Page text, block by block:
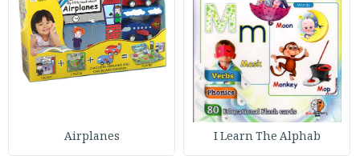
I Learn The Alphab
Airplanes